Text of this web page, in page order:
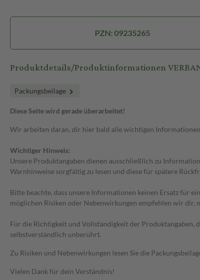
PZN: 09235265
Produktdetails/Produktinformationen
Packungsbeilage
Diese Seite wird gerade überarbeitet!
Wir arbeiten daran, dir hier bald alle wichtigen
Wichtiger Hinweis:
Unsere Produktangaben dienen ausschließlich zu
Warnhinweise sorgfältig zu lesen und diese für spätere
Bitte beachte, dass unsere Informationen keinen Ersatz für
möglichen Risiken oder Nebenwirkungen empfehlen wir dir,
Für die Richtigkeit und Vollständigkeit der
selbstverständlich unberührt.
Zu Risiken und Nebenwirkungen lesen Sie die
Vielen Dank für dein Verständnis!